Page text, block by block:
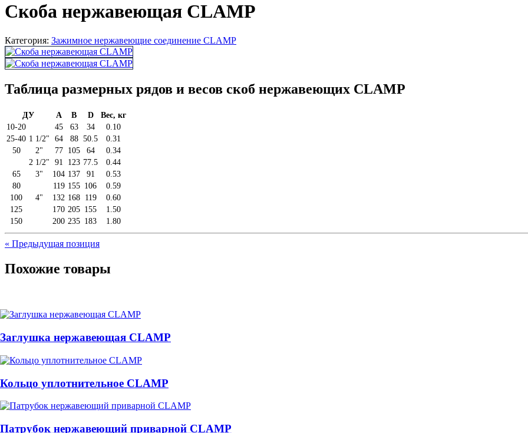
Скоба нержавеющая CLAMP
Категория: Зажимное нержавеющие соединение CLAMP
Таблица размерных рядов и весов скоб нержавеющих CLAMP
ДУ A B D
Вес, кг
10-20
45 63 34
0.10
25-40 1 1/2" 64 88 50.5
0.31
50
2" 77 105 64
0.34
2 1/2"
91 123 77.5
0.44
65
3" 104 137 91
0.53
80
119 155 106
0.59
100
4" 132 168 119
0.60
125
170 205 155
1.50
150
200 235 183 1.80
« Предыдущая позиция
Похожие товары
Заглушка нержавеющая CLAMP
Кольцо уплотнительное CLAMP
Патрубок нержавеющий приварной CLAMP